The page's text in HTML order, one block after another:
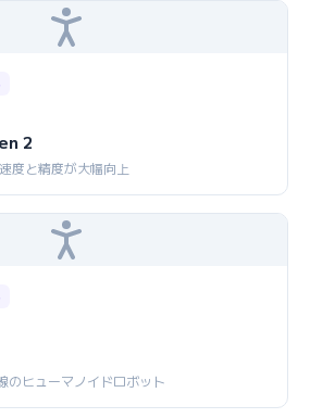
2
度と精度が大幅向上
のヒューマノイドロボット